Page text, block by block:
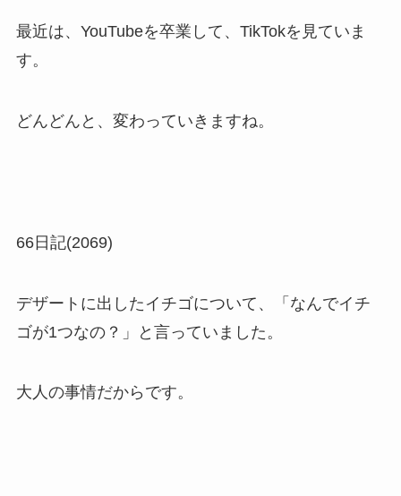
最近は、YouTubeを卒業して、TikTokを見ていま
す。
どんどんと、変わっていきますね。
66日記(2069)
デザートに出したイチゴについて、「なんでイチ
ゴが1つなの？」と言っていました。
大人の事情だからです。